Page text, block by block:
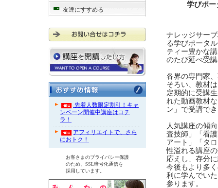
友達にすすめる
先着人数限定割引！キャ
ンペーン開催中講座はコチ
ラ！
アフィリエイトで、さら
におトク！
お客さまのプライバシー保護
のため、SSL暗号化通信を
採用しています。
学びポ
ナレッジサー
る学びポータ
ティー豊かな
のたび延べ受
各界の専門家
そろい、教材
定期的に受講
れた動画教材
ン」で受講で
人気講座の傾
査技師」「看
アート」「タ
性溢れる講座
応えし、存分
今後もより多
利に学んでい
参ります。